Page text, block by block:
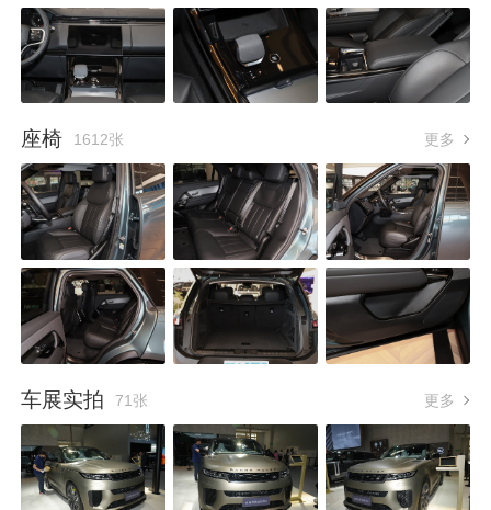
座椅 1612张 更多
车展实拍 71张 更多